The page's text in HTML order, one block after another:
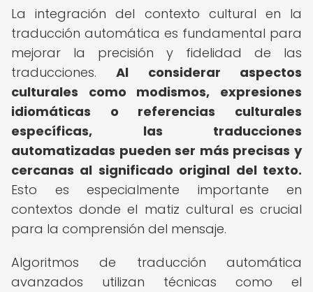
La integración del contexto cultural en la
traducción automática es fundamental para
mejorar la precisión y fidelidad de las
traducciones.Al considerar aspectos
culturales como modismos, expresiones
idiomáticas o referencias culturales
específicas, las traducciones
automatizadas pueden ser más precisas y
cercanas al significado original del texto.
Esto es especialmente importante en
contextos donde el matiz cultural es crucial
para la comprensión del mensaje.
Algoritmos de traducción automática
avanzados utilizan técnicas como el